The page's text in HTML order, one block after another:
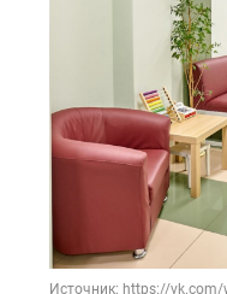
Источник: https://